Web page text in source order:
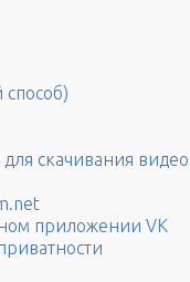
скачивания
приложении VK